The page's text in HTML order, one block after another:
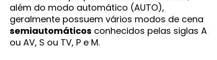
além do modo automático (AUTO),
geralmente possuem vários modos de cena
semiautomáticos conhecidos pelas siglas A
ou AV, S ou TV, P e M.